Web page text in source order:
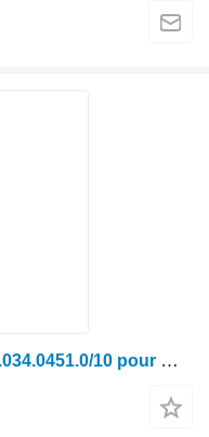
Riven INDICATOR Deutz-Fahr 0.034.0451.0/10 pour moissonneuse-batteuse Case IH 7250